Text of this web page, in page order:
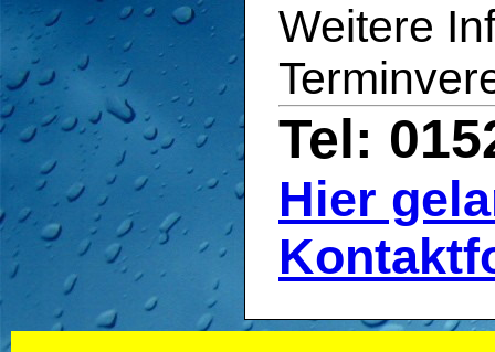
Weitere
Tel:
Hier